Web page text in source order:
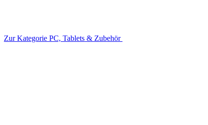
Zur Kategorie PC, Tablets & Zubehör